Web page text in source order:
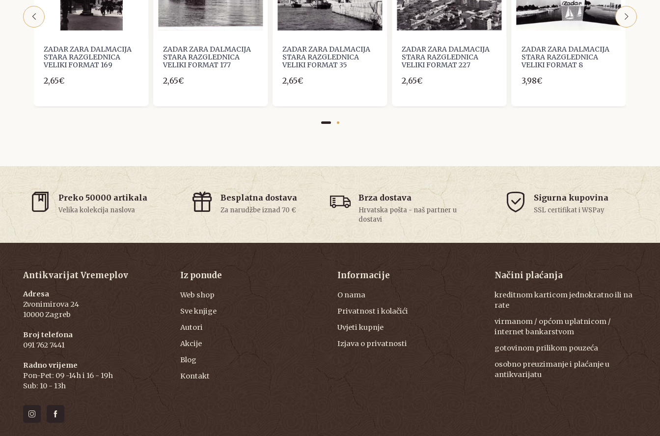
ZADAR ZARA DALMACIJA
STARA RAZGLEDNICA
VELIKI FORMAT 169
2,65€
ZADAR ZARA DALMACIJA
STARA RAZGLEDNICA
VELIKI FORMAT 177
2,65€
ZADAR ZARA DALMACIJA
STARA RAZGLEDNICA
VELIKI FORMAT 35
2,65€
ZADAR ZARA DALMACIJA
STARA RAZGLEDNICA
VELIKI FORMAT 227
2,65€
ZADAR ZARA DALMACIJA
STARA RAZGLEDNICA
VELIKI FORMAT 8
3,98€
Preko 50000 artikala
Velika kolekcija naslova
Besplatna dostava
Za narudžbe iznad 70 €
Brza dostava
Hrvatska pošta - naš partner u
dostavi
Sigurna kupovina
SSL certifikat i WSPay
Antikvarijat Vremeplov
Adresa
Zvonimirova 24
10000 Zagreb
Broj telefona
091 762 7441
Radno vrijeme
Pon-Pet: 09 -14h i 16 - 19h
Sub: 10 - 13h
Iz ponude
Web shop
Sve knjige
Autori
Akcije
Blog
Kontakt
Informacije
O nama
Privatnost i kolačići
Uvjeti kupnje
Izjava o privatnosti
Načini plaćanja
kreditnom karticom jednokratno ili na
rate
virmanom / općom uplatnicom /
internet bankarstvom
gotovinom prilikom pouzeća
osobno preuzimanje i plaćanje u
antikvarijatu